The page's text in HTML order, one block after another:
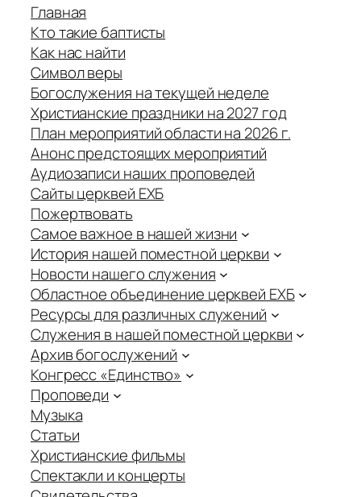
Главная
Кто такие баптисты
Как нас найти
Символ веры
Богослужения на текущей неделе
Христианские праздники на 2027 год
План мероприятий области на 2026 г.
Анонс предстоящих мероприятий
Аудиозаписи наших проповедей
Сайты церквей ЕХБ
Пожертвовать
Самое важное в нашей жизни
История нашей поместной церкви
Новости нашего служения
Областное объединение церквей ЕХБ
Ресурсы для различных служений
Служения в нашей поместной церкви
Архив богослужений
Конгресс «Единство»
Проповеди
Музыка
Статьи
Христианские фильмы
Спектакли и концерты